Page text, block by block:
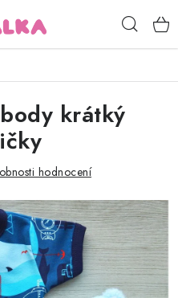
krátký
hodnocení